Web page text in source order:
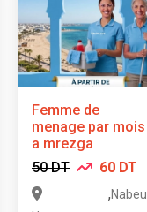
Femme de
menage par mois
a mrezga
50 DT
60 DT
,Nabeul